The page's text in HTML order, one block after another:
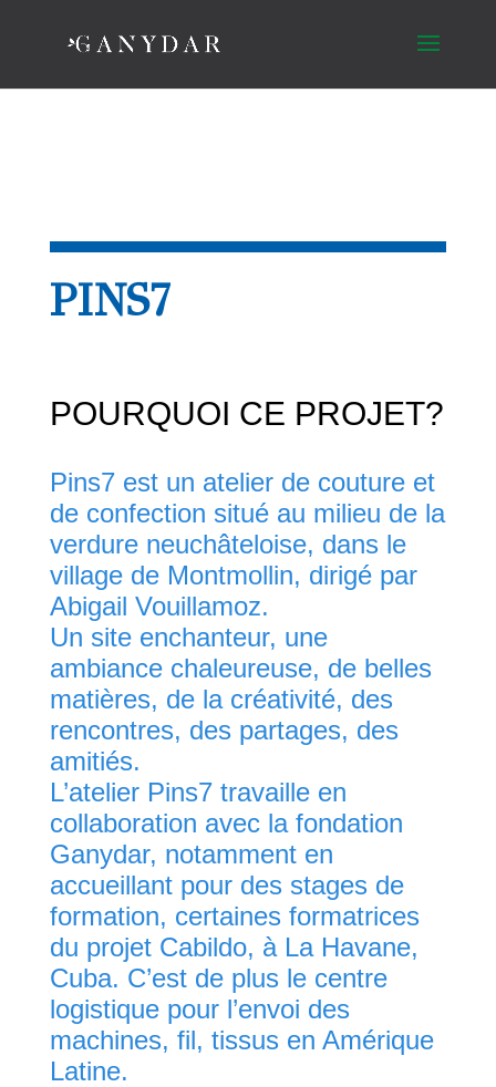
PINS7
POURQUOI CE PROJET?
Pins7 est un atelier de couture et
de confection situé au milieu de la
verdure neuchâteloise, dans le
village de Montmollin, dirigé par
Abigail Vouillamoz.
Un site enchanteur, une
ambiance chaleureuse, de belles
matières, de la créativité, des
rencontres, des partages, des
amitiés.
L’atelier Pins7 travaille en
collaboration avec la fondation
Ganydar, notamment en
accueillant pour des stages de
formation, certaines formatrices
du projet Cabildo, à La Havane,
Cuba. C’est de plus le centre
logistique pour l’envoi des
machines, fil, tissus en Amérique
Latine.